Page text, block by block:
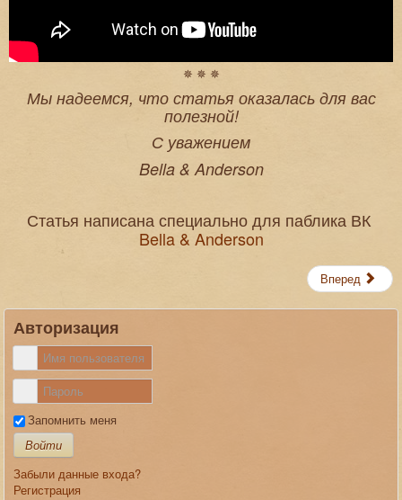
✵ ✵ ✵
Мы надеемся, что статья оказалась для вас
полезной!
С уважением
Bella & Anderson
Статья написана специально для паблика ВК
Bella & Anderson
Вперед
Авторизация
Запомнить меня
Войти
Забыли данные входа?
Регистрация